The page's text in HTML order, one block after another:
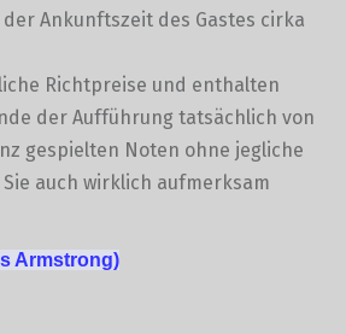
Ankunftszeit des Gastes cirka
Richtpreise und enthalten
der Aufführung tatsächlich von
gespielten Noten ohne jegliche
auch wirklich aufmerksam
Armstrong)